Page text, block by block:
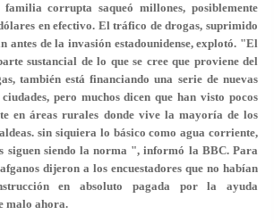
corrupta saqueó millones, posiblemente
en efectivo. El tráfico de drogas, suprimido
antes de la invasión estadounidense, explotó. "El
sustancial de lo que se cree que proviene del
también está financiando una serie de nuevas
pero muchos dicen que han visto pocos
en áreas rurales donde vive la mayoría de los
sin siquiera lo básico como agua corriente,
siguen siendo la norma ", informó la BBC. Para
dijeron a los encuestadores que no habían
en absoluto pagada por la ayuda
malo ahora.